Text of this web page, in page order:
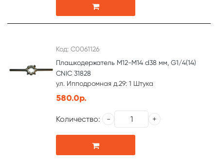
Код: С0061126
Плашкодержатель М12-М14 d38 мм, G1/4(14)
CNIC 31828
ул. Ипподромная д.29: 1 Штука
580.0р.
Количество: